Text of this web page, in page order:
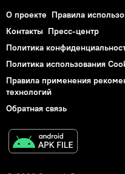
О проекте Правила
Контакты Пресс-центр
Политика
Политика использования
Правила применения
технологий
Обратная связь